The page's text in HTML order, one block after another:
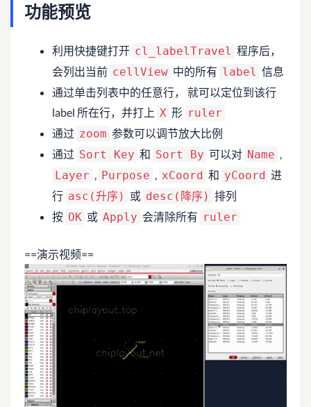
功能预览
利用快捷键打开 cl_labelTravel 程序后，
会列出当前 cellView 中的所有 label 信息
通过单击列表中的任意行， 就可以定位到该行
label 所在行，并打上 X 形 ruler
通过 zoom 参数可以调节放大比例
通过 Sort Key 和 Sort By 可以对 Name ,
Layer , Purpose , xCoord 和 yCoord 进
行 asc(升序) 或 desc(降序) 排列
按 OK 或 Apply 会清除所有 ruler
==演示视频==